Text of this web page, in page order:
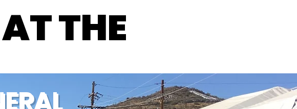
THE
THE